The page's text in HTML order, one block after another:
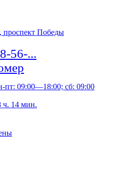
проспект Победы
56-...
пт: 09:00—18:00; сб: 09:00
ч. 14 мин.